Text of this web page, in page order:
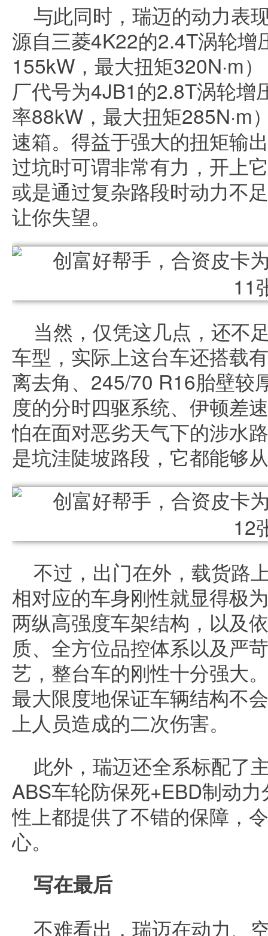
与此同时，瑞迈的动力表
源自三菱4K22的2.4T涡轮增
155kW，最大扭矩320N·m
厂代号为4JB1的2.8T涡轮增
率88kW，最大扭矩285N·m
速箱。得益于强大的扭矩输
过坑时可谓非常有力，开上
或是通过复杂路段时动力不
让你失望。
当然，仅凭这几点，还不
车型，实际上这台车还搭载
离去角、245/70 R16胎壁较
度的分时四驱系统、伊顿差
怕在面对恶劣天气下的涉水
是坑洼陡坡路段，它都能够
不过，出门在外，载货路
相对应的车身刚性就显得极
两纵高强度车架结构，以及
质、全方位品控体系以及严
艺，整台车的刚性十分强大
最大限度地保证车辆结构不
上人员造成的二次伤害。
此外，瑞迈还全系标配了
ABS车轮防保死+EBD制动
性上都提供了不错的保障，
心。
写在最后
不难看出，瑞迈在动力、